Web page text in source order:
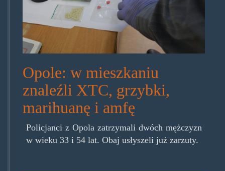
Opole: w mieszkaniu
znaleźli XTC, grzybki,
marihuanę i amfę
Policjanci z Opola zatrzymali dwóch mężczyzn
w wieku 33 i 54 lat. Obaj usłyszeli już zarzuty.